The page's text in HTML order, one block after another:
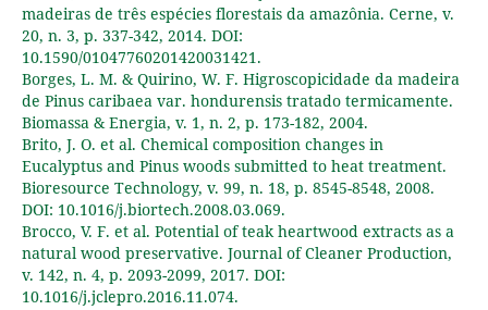
madeiras de três espécies florestais da amazônia. Cerne, v.
20, n. 3, p. 337-342, 2014. DOI:
10.1590/01047760201420031421.
Borges, L. M. & Quirino, W. F. Higroscopicidade da madeira
de Pinus caribaea var. hondurensis tratado termicamente.
Biomassa & Energia, v. 1, n. 2, p. 173-182, 2004.
Brito, J. O. et al. Chemical composition changes in
Eucalyptus and Pinus woods submitted to heat treatment.
Bioresource Technology, v. 99, n. 18, p. 8545-8548, 2008.
DOI: 10.1016/j.biortech.2008.03.069.
Brocco, V. F. et al. Potential of teak heartwood extracts as a
natural wood preservative. Journal of Cleaner Production,
v. 142, n. 4, p. 2093-2099, 2017. DOI:
10.1016/j.jclepro.2016.11.074.